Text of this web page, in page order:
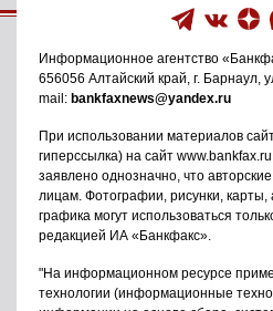
Информационное агентство
656056 Алтайский край, г. Барнаул
mail: bankfaxnews@yandex.ru
При использовании материалов
гиперссылка) на сайт
заявлено однозначно, что
лицам. Фотографии, рисунки,
графика могут использоваться
редакцией ИА «Банкфакс».
"На информационном ресурсе
технологии (информационные